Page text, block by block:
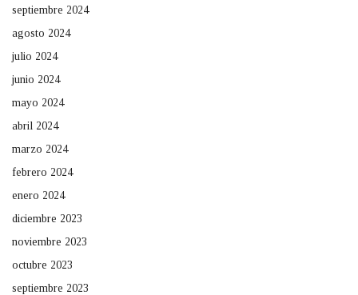
septiembre 2024
agosto 2024
julio 2024
junio 2024
mayo 2024
abril 2024
marzo 2024
febrero 2024
enero 2024
diciembre 2023
noviembre 2023
octubre 2023
septiembre 2023